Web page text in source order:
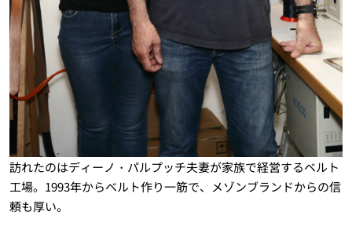
訪れたのはディーノ・パルプッチ夫妻が家族で経営するベルト
工場。1993年からベルト作り一筋で、メゾンブランドからの信
頼も厚い。